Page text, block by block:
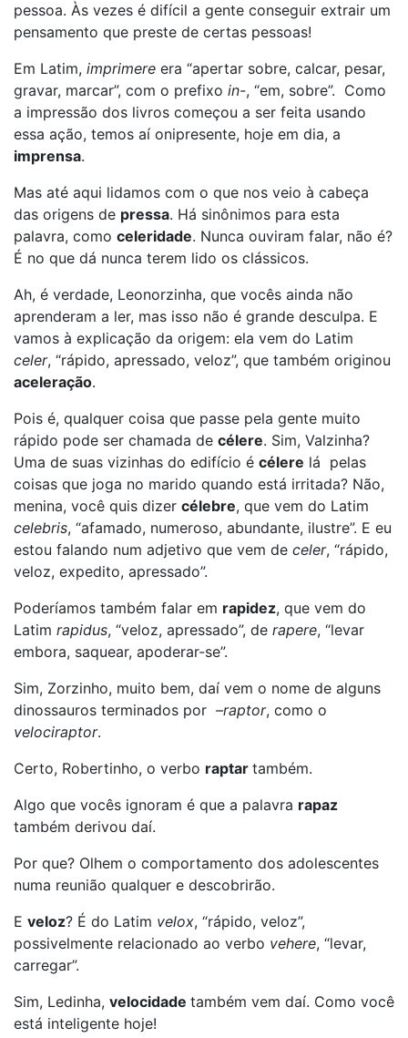
pessoa. Às vezes é difícil a gente conseguir extrair um
pensamento que preste de certas pessoas!
Em Latim, imprimere era “apertar sobre, calcar, pesar,
gravar, marcar”, com o prefixo in-, “em, sobre”. Como
a impressão dos livros começou a ser feita usando
essa ação, temos aí onipresente, hoje em dia, a
imprensa.
Mas até aqui lidamos com o que nos veio à cabeça
das origens de pressa. Há sinônimos para esta
palavra, como celeridade. Nunca ouviram falar, não é?
É no que dá nunca terem lido os clássicos.
Ah, é verdade, Leonorzinha, que vocês ainda não
aprenderam a ler, mas isso não é grande desculpa. E
vamos à explicação da origem: ela vem do Latim
celer, “rápido, apressado, veloz”, que também originou
aceleração.
Pois é, qualquer coisa que passe pela gente muito
rápido pode ser chamada de célere. Sim, Valzinha?
Uma de suas vizinhas do edifício é célere lá pelas
coisas que joga no marido quando está irritada? Não,
menina, você quis dizer célebre, que vem do Latim
celebris, “afamado, numeroso, abundante, ilustre”. E eu
estou falando num adjetivo que vem de celer, “rápido,
veloz, expedito, apressado”.
Poderíamos também falar em rapidez, que vem do
Latim rapidus, “veloz, apressado”, de rapere, “levar
embora, saquear, apoderar-se”.
Sim, Zorzinho, muito bem, daí vem o nome de alguns
dinossauros terminados por –raptor, como o
velociraptor.
Certo, Robertinho, o verbo raptar também.
Algo que vocês ignoram é que a palavra rapaz
também derivou daí.
Por que? Olhem o comportamento dos adolescentes
numa reunião qualquer e descobrirão.
E veloz? É do Latim velox, “rápido, veloz”,
possivelmente relacionado ao verbo vehere, “levar,
carregar”.
Sim, Ledinha, velocidade também vem daí. Como você
está inteligente hoje!